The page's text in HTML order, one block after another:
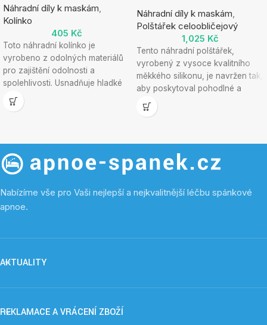
Náhradní díly k maskám
Kolínko
405 Kč
Toto náhradní kolínko je
vyrobeno z odolných materiálů
pro zajištění odolnosti a
spolehlivosti. Usnadňuje hladké
proudění vzduchu a bezpečné
spojení mezi maskou a hadicí,
Náhradní díly k maskám
Polštářek celoobličejový
1,025 Kč
Tento náhradní polštářek,
vyrobený z vysoce kvalitního
měkkého silikonu, je navržen tak,
aby poskytoval pohodlné a
bezpečné utěsnění,
minimalizoval úniky vzduchu a
rušivý a příjemnější pro noční
Nabízíme vše pro Vaši nejlepší a nejkvalitnější léčbu spánkové
apnoe.
AKTUALITY
REKLAMACE A VRÁCENÍ ZBOŽÍ